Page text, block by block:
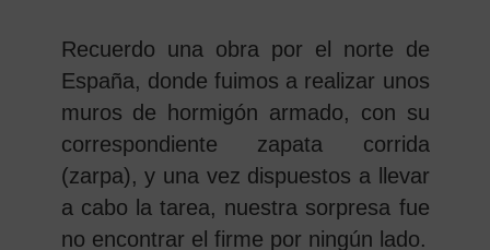
Recuerdo una obra por el norte de
España, donde fuimos a realizar unos
muros de hormigón armado, con su
correspondiente zapata corrida
(zarpa), y una vez dispuestos a llevar
a cabo la tarea, nuestra sorpresa fue
no encontrar el firme por ningún lado.